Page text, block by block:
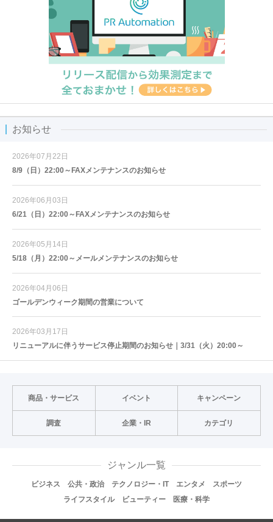
お知らせ
2026年07月22日
8/9（日）22:00～FAXメンテナンスのお知らせ
2026年06月03日
6/21（日）22:00～FAXメンテナンスのお知らせ
2026年05月14日
5/18（月）22:00～メールメンテナンスのお知らせ
2026年04月06日
ゴールデンウィーク期間の営業について
2026年03月17日
リニューアルに伴うサービス停止期間のお知らせ｜3/31（火）20:00～
商品・サービス イベント キャンペーン
調査 企業・IR カテゴリ
ジャンル一覧
ビジネス 公共・政治 テクノロジー・IT エンタメ
スポーツ
ライフスタイル
ビューティー 医療・科学